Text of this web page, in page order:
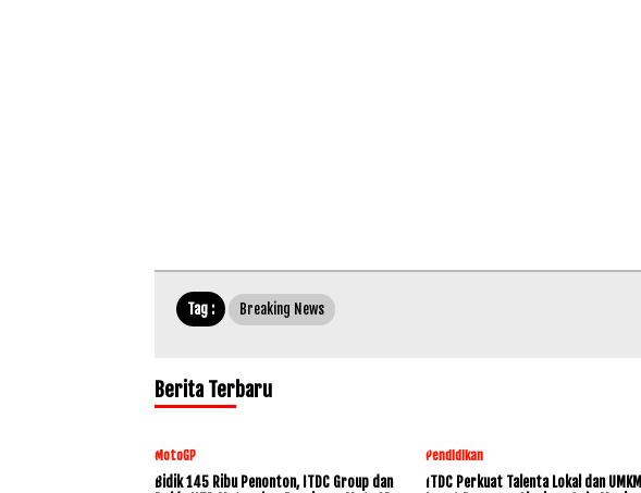
Tag : Breaking News
Berita Terbaru
MotoGP
Bidik 145 Ribu Penonton, ITDC Group dan
Pendidikan
ITDC Perkuat Talenta Lokal dan UMKM